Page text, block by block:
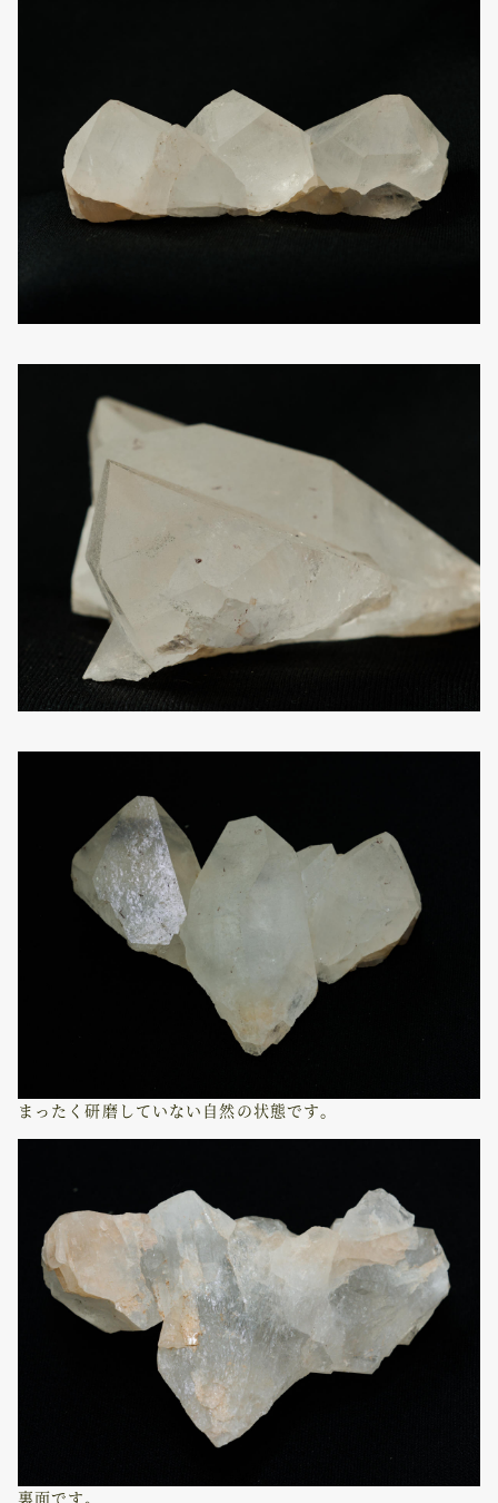
まったく研磨していない自然の状態です。
裏面です。